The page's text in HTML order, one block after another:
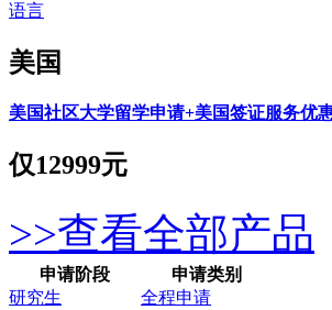
语言
美国
美国社区大学留学申请+美国签证服务优
仅12999元
>>查看全部产品
申请阶段
申请类别
研究生
全程申请